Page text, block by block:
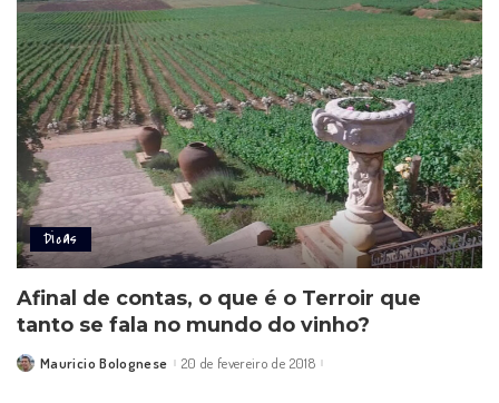
Dicas
Afinal de contas, o que é o Terroir que
tanto se fala no mundo do vinho?
PostedMauricio Bolognese 20 de fevereiro de 2018